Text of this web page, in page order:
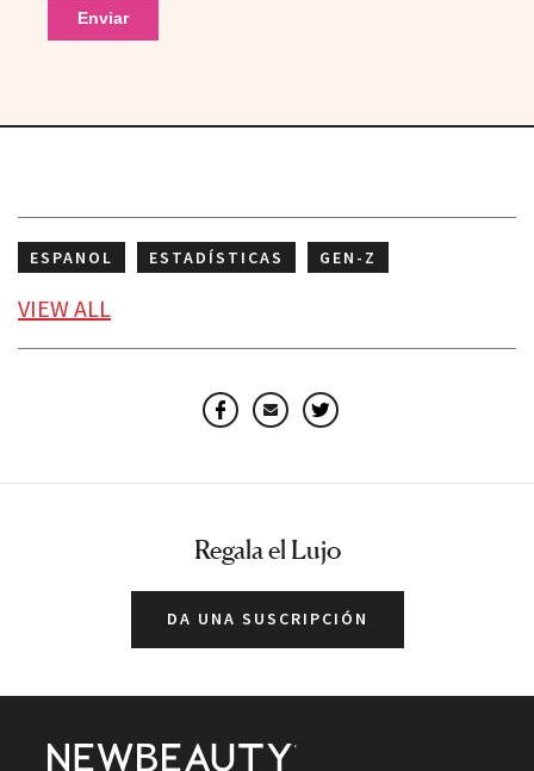
ESPANOL ESTADÍSTICAS
GEN-Z
TRANSLATED
VIEWALL
Facebook
EmailTwitter
Regala el Lujo
DA UNA SUSCRIPCIÓN